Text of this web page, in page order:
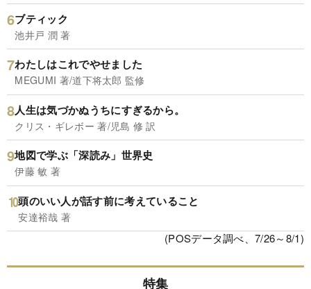
ブティック
池井戸 潤 著
わたしはこれでやせました
MEGUMI 著/道下将太郎 監修
人生は気づかぬうちにすぎるから。
クリス・ギレボー 著/児島 修 訳
地図で学ぶ「深読み」世界史
伊藤 敏 著
頭のいい人が話す前に考えていること
安達裕哉 著
(POSデータ調べ、7/26～8/1)
特集